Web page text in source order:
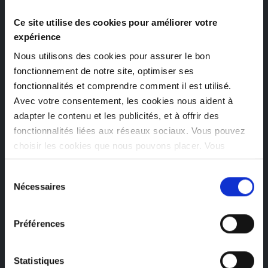
Ce site utilise des cookies pour améliorer votre
expérience
Nous utilisons des cookies pour assurer le bon
fonctionnement de notre site, optimiser ses
fonctionnalités et comprendre comment il est utilisé.
Avec votre consentement, les cookies nous aident à
adapter le contenu et les publicités, et à offrir des
fonctionnalités liées aux réseaux sociaux. Vous pouvez
choisir les cookies que nous pouvons placer. Vous
pouvez modifier vos préférences à tout moment.
Nécessaires
Préférences
Statistiques
changements de portefeuille, tout en améliorant la
l'expertise.